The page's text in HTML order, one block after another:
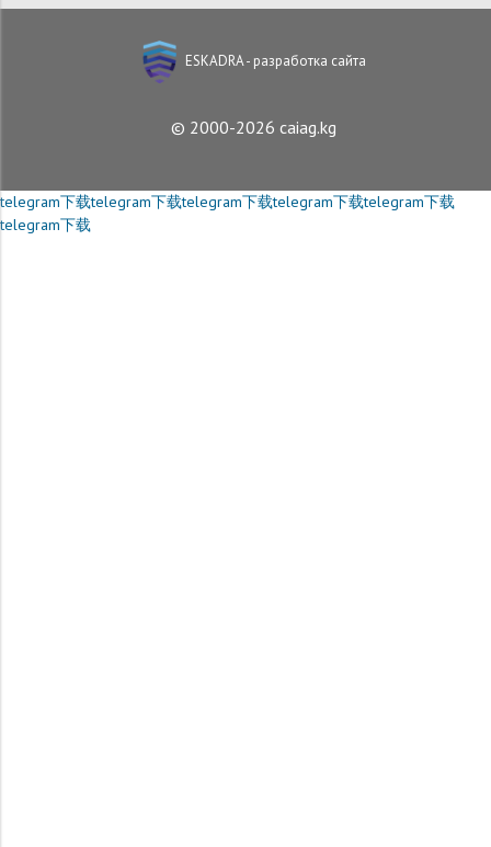
ESKADRA - разработка сайта
© 2000-2026 caiag.kg
telegram下载telegram下载telegram下载telegram下载telegram下载
telegram下载